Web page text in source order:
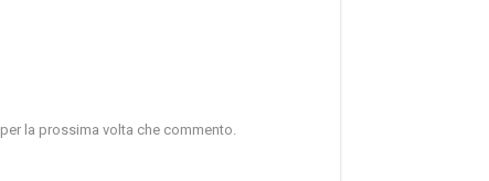
la prossima volta che commento.